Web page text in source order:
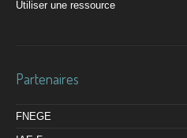
Utiliser une ressource
Partenaires
FNEGE